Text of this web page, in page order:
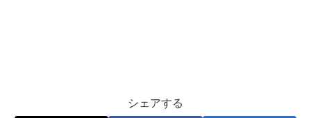
シェアする